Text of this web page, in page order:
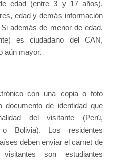
edad (entre 3 y 17 años).
edad y demás información
además de menor de edad,
es ciudadano del CAN,
aún mayor.
con una copia o foto
documento de identidad que
del visitante (Perú,
o Bolivia). Los residentes
deben enviar el carnet de
son estudiantes